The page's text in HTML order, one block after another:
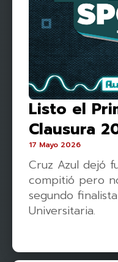
Listo el
Clausura
17 Mayo 2026
Cruz Azul dejó
compitió pero
segundo
Universitaria.